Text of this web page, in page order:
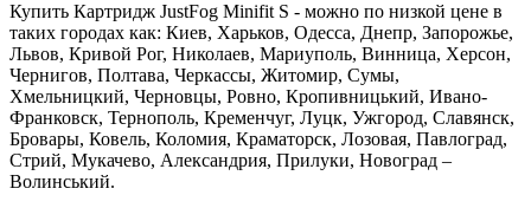
Купить Картридж JustFog Minifit S - можно по низкой цене в
таких городах как: Киев, Харьков, Одесса, Днепр, Запорожье,
Львов, Кривой Рог, Николаев, Мариуполь, Винница, Херсон,
Чернигов, Полтава, Черкассы, Житомир, Сумы,
Хмельницкий, Черновцы, Ровно, Кропивницький, Ивано-
Франковск, Тернополь, Кременчуг, Луцк, Ужгород, Славянск,
Бровары, Ковель, Коломия, Краматорск, Лозовая, Павлоград,
Стрий, Мукачево, Александрия, Прилуки, Новоград –
Волинський.